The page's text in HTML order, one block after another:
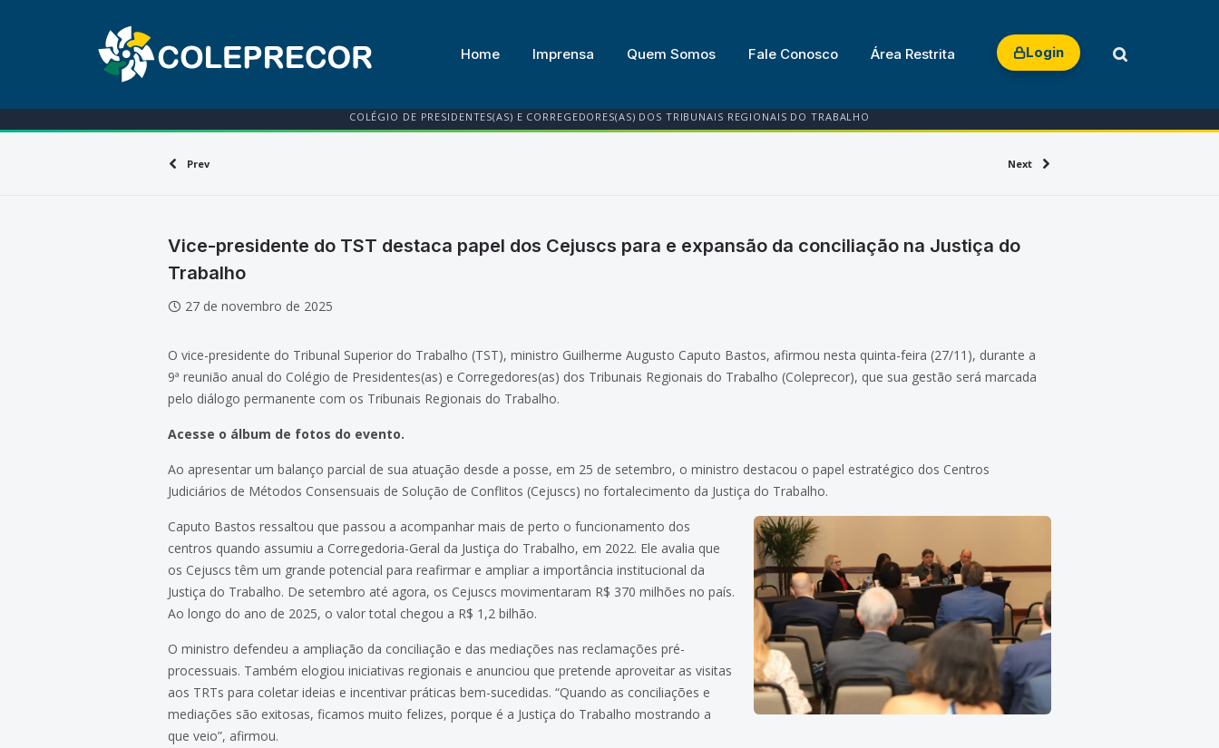
Home Imprensa Quem Somos Fale Conosco Área Restrita Login
COLÉGIO DE PRESIDENTES(AS) E CORREGEDORES(AS) DOS TRIBUNAIS REGIONAIS DO TRABALHO
Prev Next
Vice-presidente do TST destaca papel dos Cejuscs para e expansão da conciliação na Justiça do
Trabalho
27 de novembro de 2025
O vice-presidente do Tribunal Superior do Trabalho (TST), ministro Guilherme Augusto Caputo Bastos, afirmou nesta quinta-feira (27/11), durante a
9ª reunião anual do Colégio de Presidentes(as) e Corregedores(as) dos Tribunais Regionais do Trabalho (Coleprecor), que sua gestão será marcada
pelo diálogo permanente com os Tribunais Regionais do Trabalho.
Acesse o álbum de fotos do evento.
Ao apresentar um balanço parcial de sua atuação desde a posse, em 25 de setembro, o ministro destacou o papel estratégico dos Centros
Judiciários de Métodos Consensuais de Solução de Conflitos (Cejuscs) no fortalecimento da Justiça do Trabalho.
Caputo Bastos ressaltou que passou a acompanhar mais de perto o funcionamento dos
centros quando assumiu a Corregedoria-Geral da Justiça do Trabalho, em 2022. Ele avalia que
os Cejuscs têm um grande potencial para reafirmar e ampliar a importância institucional da
Justiça do Trabalho. De setembro até agora, os Cejuscs movimentaram R$ 370 milhões no país.
Ao longo do ano de 2025, o valor total chegou a R$ 1,2 bilhão.
O ministro defendeu a ampliação da conciliação e das mediações nas reclamações pré-
processuais. Também elogiou iniciativas regionais e anunciou que pretende aproveitar as visitas
aos TRTs para coletar ideias e incentivar práticas bem-sucedidas. “Quando as conciliações e
mediações são exitosas, ficamos muito felizes, porque é a Justiça do Trabalho mostrando a
que veio”, afirmou.